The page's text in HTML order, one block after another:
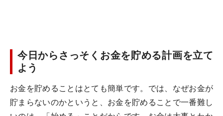
今日からさっそくお金を貯める計画を立て
よう
お金を貯めることはとても簡単です。では、なぜお金が
貯まらないのかというと、お金を貯めることで一番難し